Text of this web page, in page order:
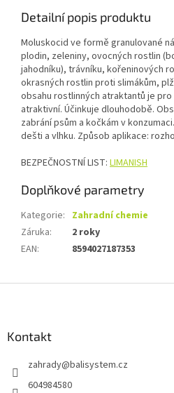
Detailní popis produktu
Moluskocid ve formě granulované
plodin, zeleniny, ovocných rostlin
jahodníku), trávníku, kořeninových
okrasných rostlin proti slimákům,
obsahu rostlinných atraktantů je
atraktivní. Účinkuje dlouhodobě.
zabrání psům a kočkám v
dešti a vlhku. Způsob aplikace:
BEZPEČNOSTNÍ LIST: LIMANISH
Doplňkové parametry
Kategorie: Zahradní chemie
Záruka:
2 roky
EAN: 8594027187353
Kontakt
zahrady@balisystem.cz
604984580